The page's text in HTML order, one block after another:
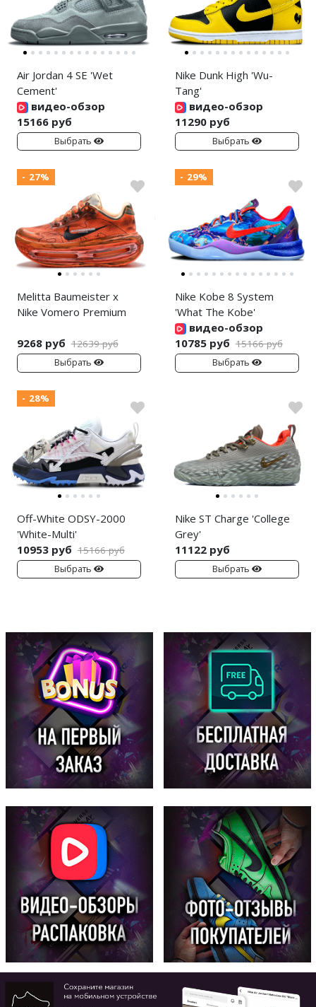
Air Jordan 4 SE 'Wet
Cement'
видео-обзор
15166 руб
Выбрать
Nike Dunk High 'Wu-
Tang'
видео-обзор
11290 руб
Выбрать
- 27%
Melitta Baumeister x
Nike Vomero Premium
9268 руб 12639 руб
Выбрать
- 29%
Nike Kobe 8 System
'What The Kobe'
видео-обзор
10785 руб 15166 руб
Выбрать
- 28%
Off-White ODSY-2000
'White-Multi'
10953 руб 15166 руб
Выбрать
Nike ST Charge 'College
Grey'
11122 руб
Выбрать